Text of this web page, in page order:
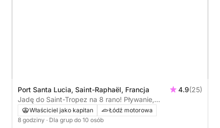
Port Santa Lucia, Saint-Raphaël, Francja 4.9(25)
Jadę do Saint-Tropez na 8 rano! Pływanie,
paddleboarding i relaks w programie
Właściciel jako kapitan
Łódź motorowa
8 godziny · Dla grup do 10 osób